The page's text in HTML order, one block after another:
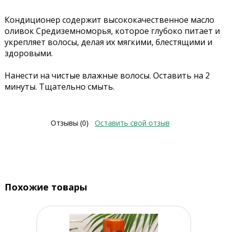
Кондиционер содержит высококачественное масло
оливок Средиземноморья, которое глубоко питает и
укрепляет волосы, делая их мягкими, блестящими и
здоровыми.
Нанести на чистые влажные волосы. Оставить на 2
минуты. Тщательно смыть.
Отзывы (0) Оставить свой отзыв
Похожие товары